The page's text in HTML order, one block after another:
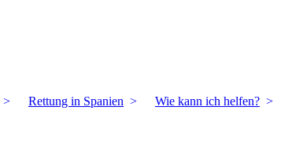
Rettung in Spanien Wie kann ich helfen?